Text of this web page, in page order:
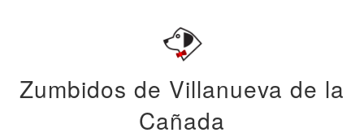
Zumbidos de Villanueva de la
Cañada